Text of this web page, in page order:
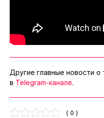
Другие главные новости
в Telegram-канале.
( 0 )